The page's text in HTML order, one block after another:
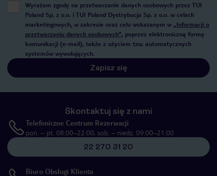
Wyrażam zgodę na przetwarzanie danych osobowych przez TUI
Poland Sp. z o.o. i TUI Poland Dystrybucja Sp. z o.o. w celach
marketingowych, w zakresie oraz celu wskazanym w „Informacji o
przetwarzaniu danych osobowych”, poprzez elektroniczną formę
komunikacji (e-mail), także z użyciem tzw. automatycznych
systemów wywołujących.
Zapisz się
Skontaktuj się z nami
Telefoniczne Centrum Rezerwacji
pon. – pt. 08:00–22:00, sob. – niedz. 09:00–21:00
22 270 31 20
Biuro Obsługi Klienta